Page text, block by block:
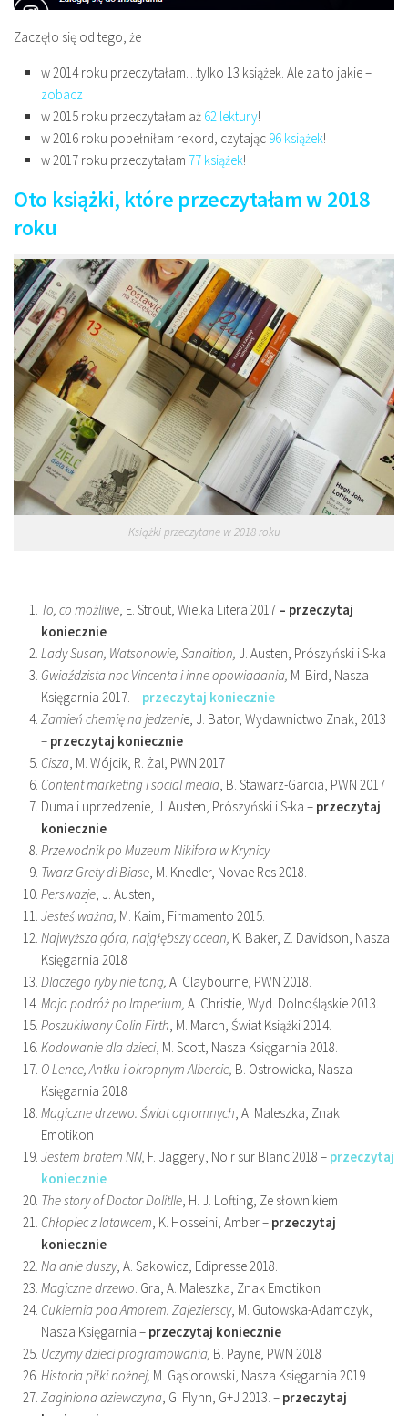
Zaczęło się od tego, że
w 2014 roku przeczytałam…tylko 13 książek. Ale za to jakie –
zobacz
w 2015 roku przeczytałam aż 62 lektury!
w 2016 roku popełniłam rekord, czytając 96 książek!
w 2017 roku przeczytałam 77 książek!
Oto książki, które przeczytałam w 2018
roku
Książki przeczytane w 2018 roku
To, co możliwe, E. Strout, Wielka Litera 2017 – przeczytaj
koniecznie
Lady Susan, Watsonowie, Sandition, J. Austen, Prószyński i S-ka
Gwiaździsta noc Vincenta i inne opowiadania, M. Bird, Nasza
Księgarnia 2017. – przeczytaj koniecznie
Zamień chemię na jedzenie, J. Bator, Wydawnictwo Znak, 2013
– przeczytaj koniecznie
Cisza, M. Wójcik, R. Żal, PWN 2017
Content marketing i social media, B. Stawarz-Garcia, PWN 2017
Duma i uprzedzenie, J. Austen, Prószyński i S-ka – przeczytaj
koniecznie
Przewodnik po Muzeum Nikifora w Krynicy
Twarz Grety di Biase, M. Knedler, Novae Res 2018.
Perswazje, J. Austen,
Jesteś ważna, M. Kaim, Firmamento 2015.
Najwyższa góra, najgłębszy ocean, K. Baker, Z. Davidson, Nasza
Księgarnia 2018
Dlaczego ryby nie toną, A. Claybourne, PWN 2018.
Moja podróż po Imperium, A. Christie, Wyd. Dolnośląskie 2013.
Poszukiwany Colin Firth, M. March, Świat Książki 2014.
Kodowanie dla dzieci, M. Scott, Nasza Księgarnia 2018.
O Lence, Antku i okropnym Albercie, B. Ostrowicka, Nasza
Księgarnia 2018
Magiczne drzewo. Świat ogromnych, A. Maleszka, Znak
Emotikon
Jestem bratem NN, F. Jaggery, Noir sur Blanc 2018 – przeczytaj
koniecznie
The story of Doctor Dolitlle, H. J. Lofting, Ze słownikiem
Chłopiec z latawcem, K. Hosseini, Amber – przeczytaj
koniecznie
Na dnie duszy, A. Sakowicz, Edipresse 2018.
Magiczne drzewo. Gra, A. Maleszka, Znak Emotikon
Cukiernia pod Amorem. Zajezierscy, M. Gutowska-Adamczyk,
Nasza Księgarnia – przeczytaj koniecznie
Uczymy dzieci programowania, B. Payne, PWN 2018
Historia piłki nożnej, M. Gąsiorowski, Nasza Księgarnia 2019
Zaginiona dziewczyna, G. Flynn, G+J 2013. – przeczytaj